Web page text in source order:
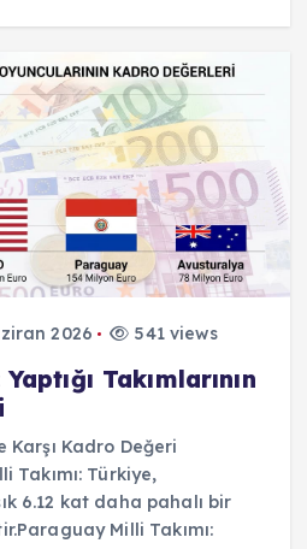
2026 541 views
Takımlarının
Kadro Değeri
Takımı: Türkiye,
6.12 kat daha pahalı bir
Milli Takımı: